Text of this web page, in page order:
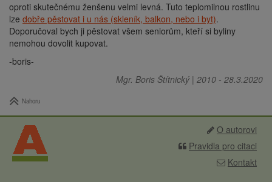
oproti skutečnému ženšenu velmi levná. Tuto teplomilnou rostlinu
lze dobře pěstovat i u nás (skleník, balkon, nebo i byt).
Doporučoval bych ji pěstovat všem seniorům, kteří si byliny
nemohou dovolit kupovat.
-boris-
Mgr. Boris Štítnický | 2010 - 28.3.2020
Nahoru
O autorovi
Pravidla pro citaci
Kontakt